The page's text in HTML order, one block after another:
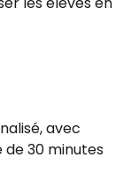
avec
30 minutes